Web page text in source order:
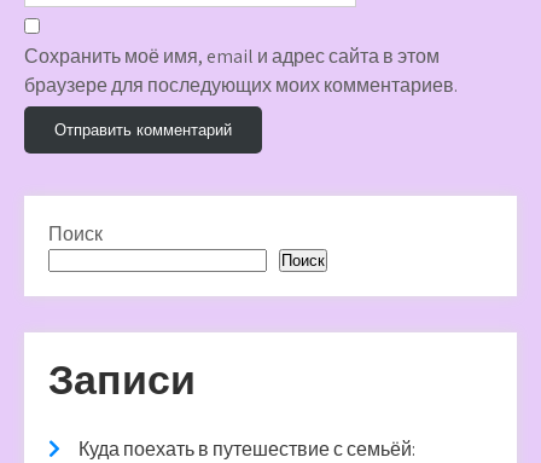
Сохранить моё имя, email и адрес сайта в этом
браузере для последующих моих комментариев.
Поиск
Поиск
Записи
Куда поехать в путешествие с семьёй: